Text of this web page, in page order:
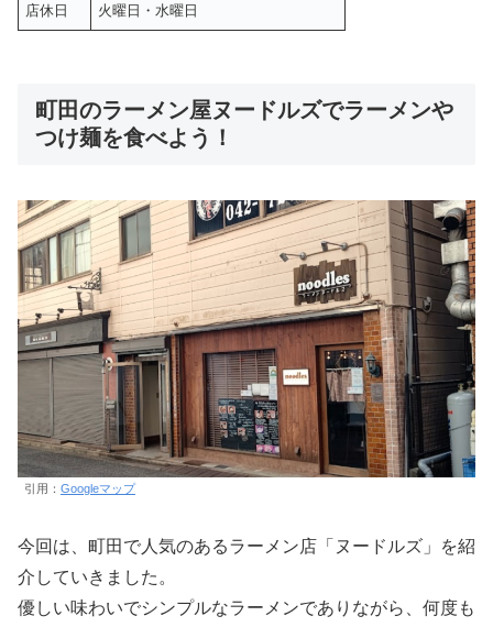
店休日 火曜日・水曜日
町田のラーメン屋ヌードルズでラーメンや
つけ麺を食べよう！
引用： Googleマップ
今回は、町田で人気のあるラーメン店「ヌードルズ」を紹
介していきました。
優しい味わいでシンプルなラーメンでありながら、何度も